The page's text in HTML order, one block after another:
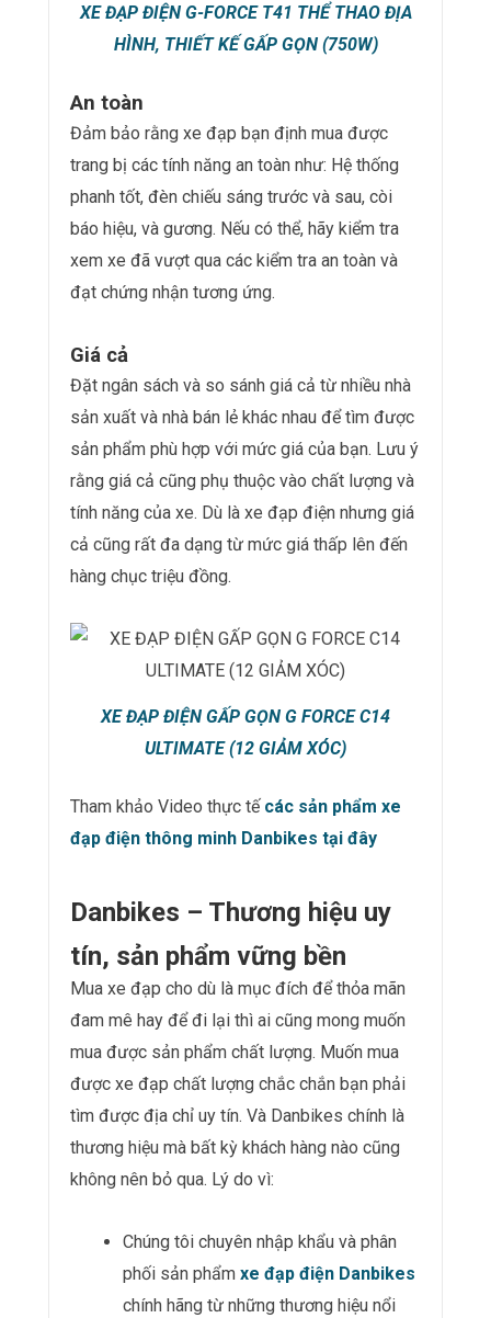
XE ĐẠP ĐIỆN G-FORCE T41 THỂ THAO ĐỊA
HÌNH, THIẾT KẾ GẤP GỌN (750W)
An toàn
Đảm bảo rằng xe đạp bạn định mua được
trang bị các tính năng an toàn như: Hệ thống
phanh tốt, đèn chiếu sáng trước và sau, còi
báo hiệu, và gương. Nếu có thể, hãy kiểm tra
xem xe đã vượt qua các kiểm tra an toàn và
đạt chứng nhận tương ứng.
Giá cả
Đặt ngân sách và so sánh giá cả từ nhiều nhà
sản xuất và nhà bán lẻ khác nhau để tìm được
sản phẩm phù hợp với mức giá của bạn. Lưu ý
rằng giá cả cũng phụ thuộc vào chất lượng và
tính năng của xe. Dù là xe đạp điện nhưng giá
cả cũng rất đa dạng từ mức giá thấp lên đến
hàng chục triệu đồng.
XE ĐẠP ĐIỆN GẤP GỌN G FORCE C14
ULTIMATE (12 GIẢM XÓC)
Tham khảo Video thực tế các sản phẩm xe
đạp điện thông minh Danbikes tại đây
Danbikes – Thương hiệu uy
tín, sản phẩm vững bền
Mua xe đạp cho dù là mục đích để thỏa mãn
đam mê hay để đi lại thì ai cũng mong muốn
mua được sản phẩm chất lượng. Muốn mua
được xe đạp chất lượng chắc chắn bạn phải
tìm được địa chỉ uy tín. Và Danbikes chính là
thương hiệu mà bất kỳ khách hàng nào cũng
không nên bỏ qua. Lý do vì:
Chúng tôi chuyên nhập khẩu và phân
phối sản phẩm xe đạp điện Danbikes
chính hãng từ những thương hiệu nổi